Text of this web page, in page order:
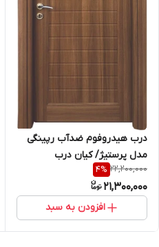
درب هیدروفوم ضدآب رپینگی
مدل پرستیژ/ کیان درب
22,200,000
4%
21,300,000
افزودن به سبد